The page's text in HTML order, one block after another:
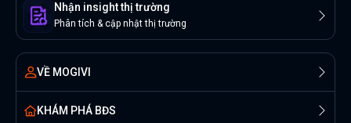
Nhận insight thị trường
Phân tích & cập nhật thị trường
VỀ MOGIVI
KHÁM PHÁ BĐS